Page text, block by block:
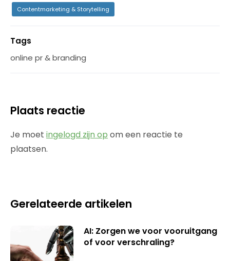
Contentmarketing & Storytelling
Tags
online pr & branding
Plaats reactie
Je moet ingelogd zijn op om een reactie te
plaatsen.
Gerelateerde artikelen
AI: Zorgen we voor vooruitgang
of voor verschraling?